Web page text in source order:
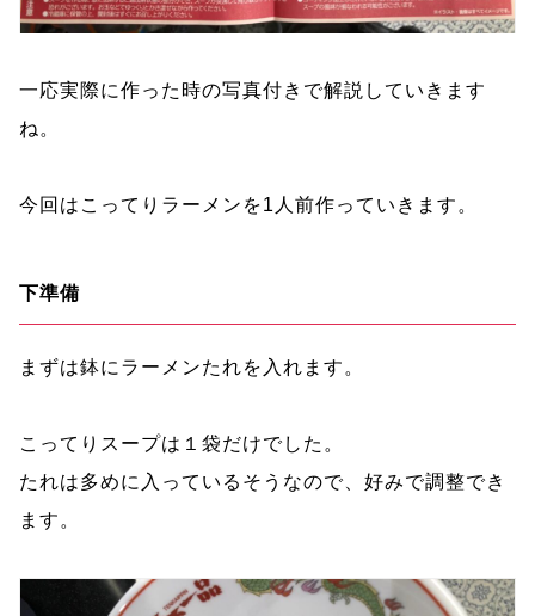
一応実際に作った時の写真付きで解説していきます
ね。
今回はこってりラーメンを1人前作っていきます。
下準備
まずは鉢にラーメンたれを入れます。
こってりスープは１袋だけでした。
たれは多めに入っているそうなので、好みで調整でき
ます。